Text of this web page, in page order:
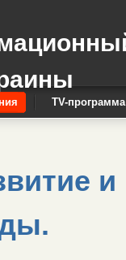
TV-программа
и